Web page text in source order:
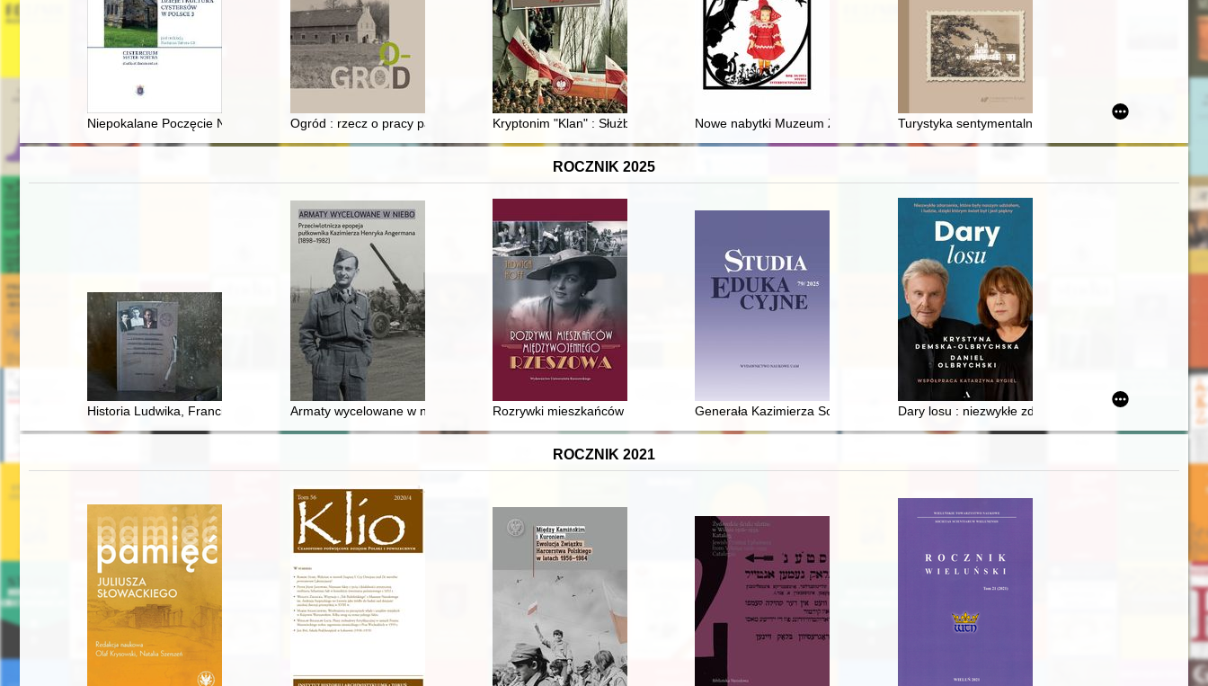
Niepokalane Poczęcie Najświętszej Marii Panny w myśli św. Bernarda z Clairvaux = Immaculate Conception Blessed Virgin Mary in the thought of St. Bernard of Clairvaux
Ogród : rzecz o pracy parateatralnej Jerzego Grotowskiego w latach 1973-1985
Kryptonim "Klan" : Służba Bezpieczeństwa wobec NSZZ "Solidarność" w Gdańsku. T. 3,
Nowe nabytki Muzeum Zabawek i ZabawyTurystyka sentymentalna Polaków do Ukrainy
ROCZNIK 2025
Historia Ludwika, Franciszka i Filomeny Kamińskich : rodzeństwa czasów II wojny światowej i okresu komunizmu w Polsce
Armaty wycelowane w niebo : przeciwlotnicza epopeja pułkownika Kazimierza Henryka Angermana (1898-1982)
Rozrywki mieszkańców międzywojennego RzeszowaGenerała Kazimierza Sosnkowskiego sejmowy patron roku 2025 i jego obraz we
Dary losu : niezwykłe zdarzenia, które były naszym
ROCZNIK 2021